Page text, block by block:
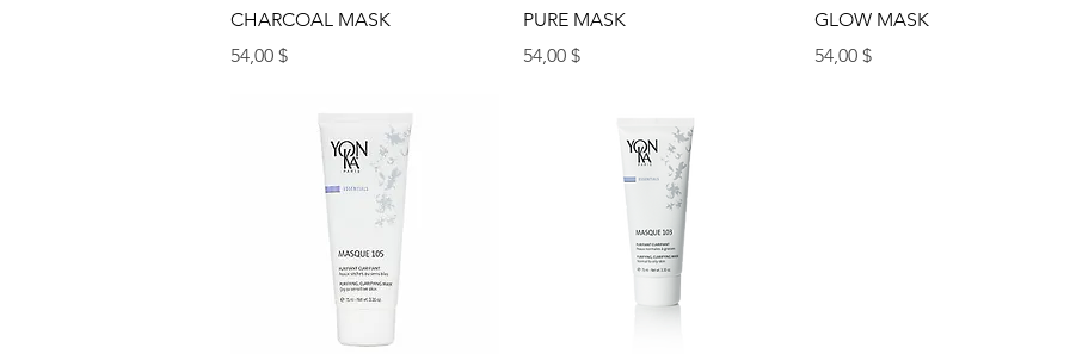
Aperçu rapide
CHARCOAL MASK
Prix
54,00 $
Aperçu rapide
PURE MASK
Prix
54,00 $
Aperçu rapide
GLOW MASK
Prix
54,00 $